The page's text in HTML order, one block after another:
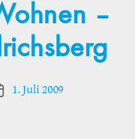
–
1. Juli 2009